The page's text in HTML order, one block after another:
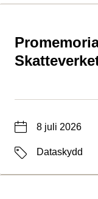
Typ av sida
Datum8 juli 2026
EtiketterDataskydd